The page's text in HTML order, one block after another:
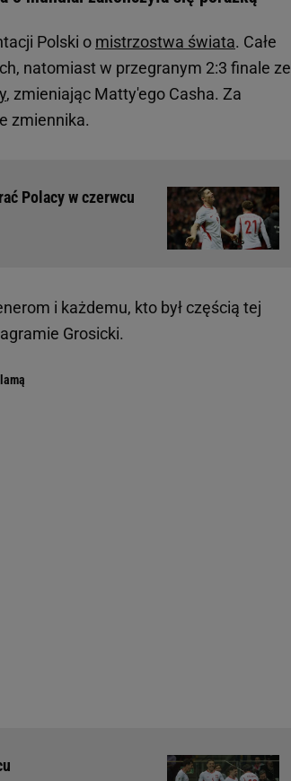
Polski o mistrzostwa świata. Całe
natomiast w przegranym 2:3 finale ze
, zmieniając Matty'ego Casha. Za
zmiennika.
Polacy w czerwcu
i każdemu, kto był częścią tej
Grosicki.